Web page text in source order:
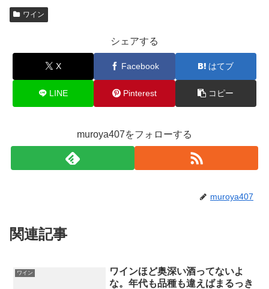
er
o
e
ワイン
シェアする
X Facebook はてブ
LINE Pinterest コピー
muroya407をフォローする
muroya407
関連記事
ワイン
ワインほど奥深い酒ってないよ
な。年代も品種も違えばまるっき